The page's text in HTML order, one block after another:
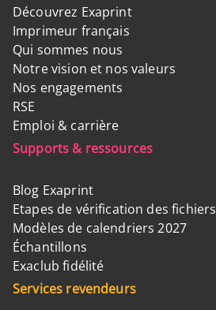
Découvrez Exaprint
Imprimeur français
Qui sommes nous
Notre vision et nos valeurs
Nos engagements
RSE
Emploi & carrière
Supports & ressources
Blog Exaprint
Etapes de vérification des fichiers
Modèles de calendriers 2027
Échantillons
Exaclub fidélité
Services revendeurs